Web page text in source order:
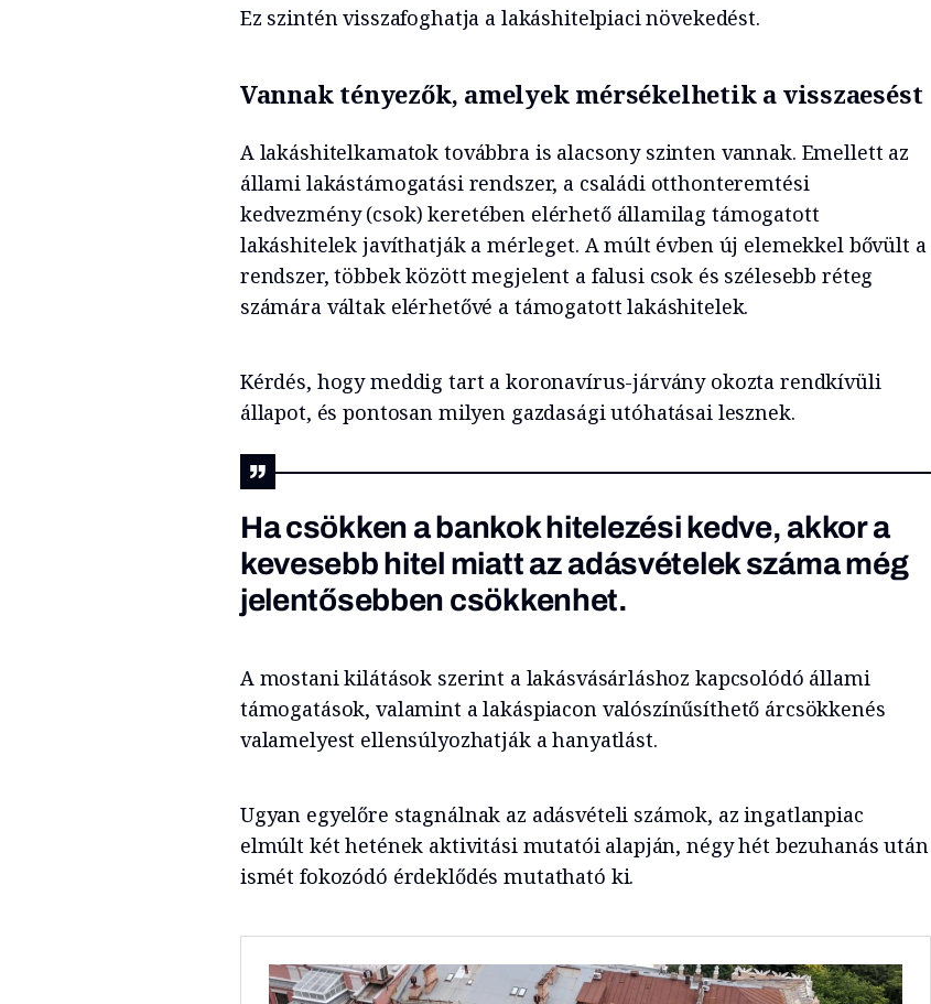
Ez szintén visszafoghatja a lakáshitelpiaci növekedést.
Vannak tényezők, amelyek mérsékelhetik a visszaesést
A lakáshitelkamatok továbbra is alacsony szinten vannak. Emellett az
állami lakástámogatási rendszer, a családi otthonteremtési
kedvezmény (csok) keretében elérhető államilag támogatott
lakáshitelek javíthatják a mérleget. A múlt évben új elemekkel bővült a
rendszer, többek között megjelent a falusi csok és szélesebb réteg
számára váltak elérhetővé a támogatott lakáshitelek.
Kérdés, hogy meddig tart a koronavírus-járvány okozta rendkívüli
állapot, és pontosan milyen gazdasági utóhatásai lesznek.
Ha csökken a bankok hitelezési kedve, akkor a
kevesebb hitel miatt az adásvételek száma még
jelentősebben csökkenhet.
A mostani kilátások szerint a lakásvásárláshoz kapcsolódó állami
támogatások, valamint a lakáspiacon valószínűsíthető árcsökkenés
valamelyest ellensúlyozhatják a hanyatlást.
Ugyan egyelőre stagnálnak az adásvételi számok, az ingatlanpiac
elmúlt két hetének aktivitási mutatói alapján, négy hét bezuhanás után
ismét fokozódó érdeklődés mutatható ki.